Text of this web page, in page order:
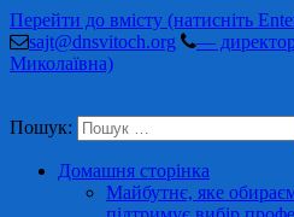
Перейти до вмісту (натисніть
sajt@dnsvitoch.org
—
Миколаївна)
Пошук:
Домашня сторінка
Майбутнє, яке